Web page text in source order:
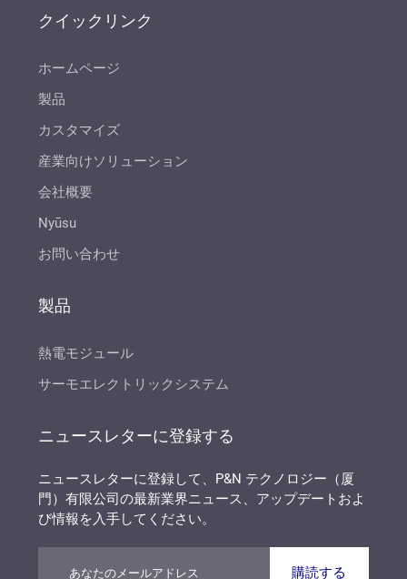
クイックリンク
ホームページ
製品
カスタマイズ
産業向けソリューション
会社概要
Nyūsu
お問い合わせ
製品
熱電モジュール
サーモエレクトリックシステム
ニュースレターに登録する
ニュースレターに登録して、P&N テクノロジー（厦
門）有限公司の最新業界ニュース、アップデートおよ
び情報を入手してください。
購読する